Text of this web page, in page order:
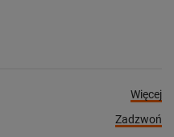
Więcej
Zadzwoń